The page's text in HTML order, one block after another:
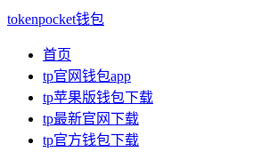
tokenpocket钱包
首页
tp官网钱包app
tp苹果版钱包下载
tp最新官网下载
tp官方钱包下载